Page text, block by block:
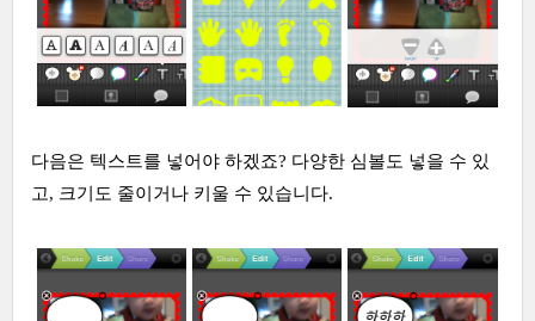
다음은 텍스트를 넣어야 하겠죠? 다양한 심볼도 넣을 수 있
고, 크기도 줄이거나 키울 수 있습니다.